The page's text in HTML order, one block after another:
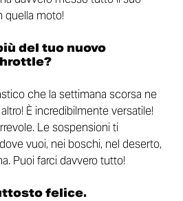
quella moto!
del tuo nuovo
che la settimana scorsa ne
È incredibilmente versatile!
Le sospensioni ti
vuoi, nei boschi, nel deserto,
Puoi farci davvero tutto!
felice.